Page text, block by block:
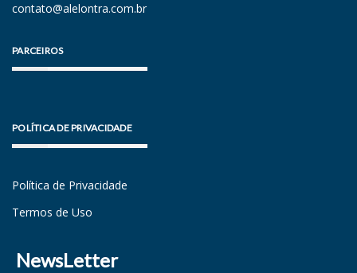
contato@alelontra.com.br
PARCEIROS
POLÍTICA DE PRIVACIDADE
Política de Privacidade
Termos de Uso
NewsLetter